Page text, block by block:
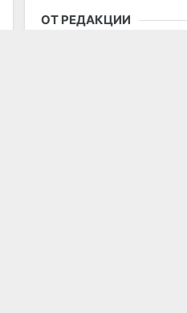
ОТ РЕДАКЦИИ